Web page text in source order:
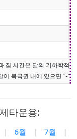
짐 시간은 달의 기하학적
북극권 내에 있으면 "-"
타운용:
| 6월 | 7월
|